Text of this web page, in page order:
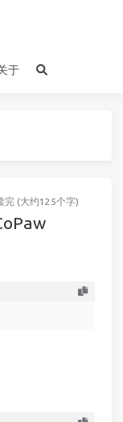
于
完 (大约125个字)